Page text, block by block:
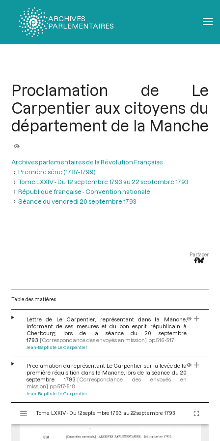
ARCHIVES
PARLEMENTAIRES
Proclamation de Le
Carpentier aux citoyens du
département de la Manche
Archives parlementaires de la Révolution Française
Première série (1787-1799)
Tome LXXIV - Du 12 septembre 1793 au 22 septembre 1793
République française - Convention nationale
Séance du vendredi 20 septembre 1793
Partager
Table des matières
Lettre de Le Carpentier, représentant dans la Manche,
informant de ses mesures et du bon esprit républicain à
Cherbourg, lors de la séance du 20 septembre
1793 [Correspondance des envoyés en mission] pp.516-517
Jean-Baptiste Le Carpentier
Proclamation du représentant Le Carpentier sur la levée de la
première réquisition dans la Manche, lors de la séance du 20
septembre 1793 [Correspondance des envoyés en
mission] pp.517-518
Jean-Baptiste Le Carpentier
s
Tome LXXIV - Du 12 septembre 1793 au 22 septembre 1793